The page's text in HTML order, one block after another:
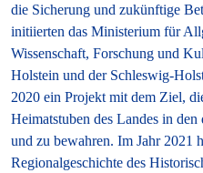
die Sicherung und zukünftige
initiierten das Ministerium für
Wissenschaft, Forschung und
Holstein und der Schleswig-
2020 ein Projekt mit dem Ziel,
Heimatstuben des Landes in
und zu bewahren. Im Jahr 2021
Regionalgeschichte des